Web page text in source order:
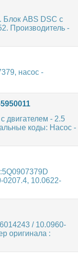
Блок ABS DSC с
Производитель -
насос -
двигателем - 2.5
коды: Насос -
0207.4, 10.0622-
/ 10.0960-
оригинала :